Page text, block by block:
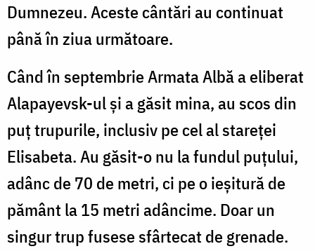
Dumnezeu. Aceste cântări au continuat
până în ziua următoare.
Când în septembrie Armata Albă a eliberat
Alapayevsk-ul și a găsit mina, au scos din
puț trupurile, inclusiv pe cel al stareței
Elisabeta. Au găsit-o nu la fundul puțului,
adânc de 70 de metri, ci pe o ieșitură de
pământ la 15 metri adâncime. Doar un
singur trup fusese sfârtecat de grenade.